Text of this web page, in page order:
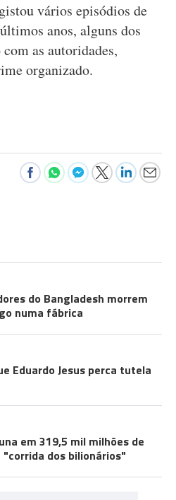
vários episódios de
anos, alguns dos
as autoridades,
organizado.
do Bangladesh morrem
numa fábrica
Eduardo Jesus perca tutela
em 319,5 mil milhões de
dos bilionários"